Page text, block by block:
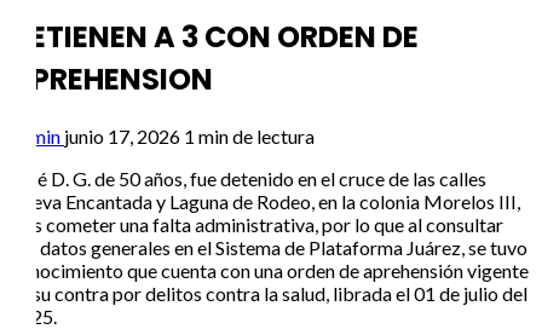
DETIENEN A 3 CON ORDEN DE
APREHENSION
admin junio 17, 2026 1 min de lectura
José D. G. de 50 años, fue detenido en el cruce de las calles
Cueva Encantada y Laguna de Rodeo, en la colonia Morelos III,
tras cometer una falta administrativa, por lo que al consultar
sus datos generales en el Sistema de Plataforma Juárez, se tuvo
conocimiento que cuenta con una orden de aprehensión vigente
en su contra por delitos contra la salud, librada el 01 de julio del
2025.